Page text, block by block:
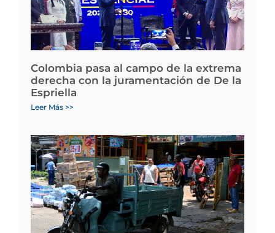
Colombia pasa al campo de la extrema
derecha con la juramentación de De la
Espriella
Leer Más >>